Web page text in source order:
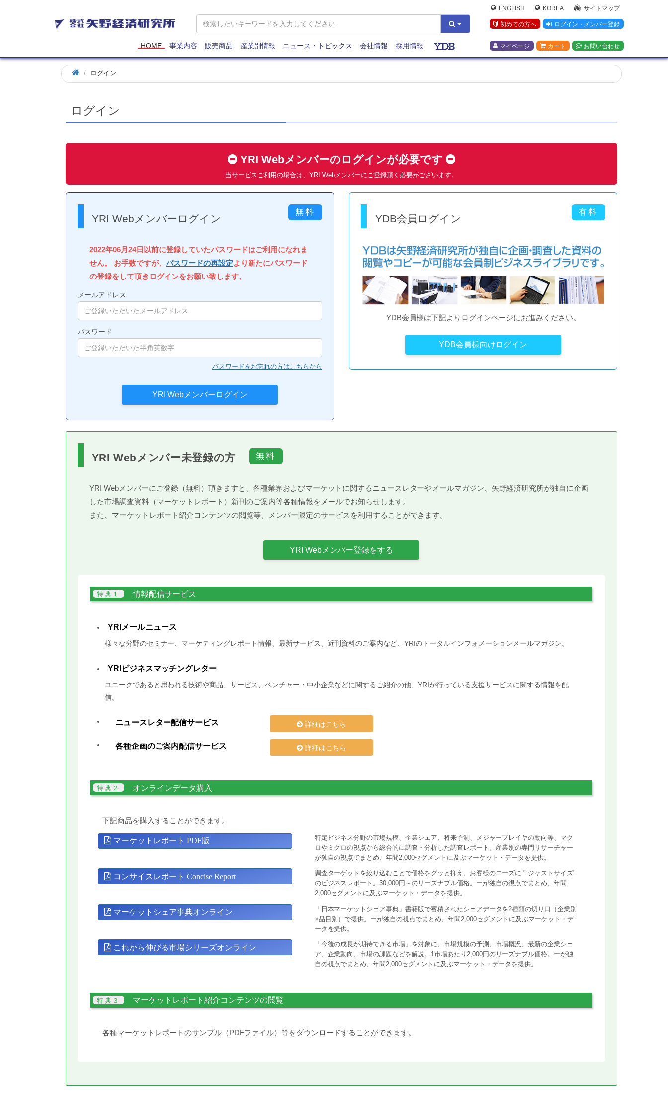
矢
野
研
究
所
ENGLISH KOREA サイトマップ
初めての方へ ログイン・メンバー登録
マイページ カート お問い合わせ
HOME 事業内容 販売商品 産業別情報 ニュース・トピックス 会社情報 採用情報
ログイン
ログイン
YRI Webメンバーのログインが必要です
当サービスご利用の場合は、YRI Webメンバーにご登録頂く必要がございます。
YRI Webメンバーログイン
2022年06月24日以前に登録していたパスワードはご利用になれま
せん。 お手数ですが、 パスワードの再設定より新たにパスワード
の登録をして頂きログインをお願い致します。
メールアドレス
パスワード
パスワードをお忘れの方はこちらから
YDB会員ログイン
YDB会員様は下記よりログインページにお進みください。
YDB会員様向けログイン
YRI Webメンバー未登録の方
YRI Webメンバーにご登録（無料）頂きますと、各種業界およびマーケットに関するニュースレターやメールマガジン、矢野経済研究所が独自に企画
した市場調査資料（マーケットレポート）新刊のご案内等各種情報をメールでお知らせします。
また、マーケットレポート紹介コンテンツの閲覧等、メンバー限定のサービスを利用することができます。
YRI Webメンバー登録をする
情報配信サービス
YRIメールニュース
様々な分野のセミナー、マーケティングレポート情報、最新サービス、近刊資料のご案内など、YRIのトータルインフォメーションメールマガジン。
YRIビジネスマッチングレター
ユニークであると思われる技術や商品、サービス、ベンチャー・中小企業などに関するご紹介の他、YRIが行っている支援サービスに関する情報を配
信。
ニュースレター配信サービス 詳細はこちら
各種企画のご案内配信サービス 詳細はこちら
オンラインデータ購入
下記商品を購入することができます。
マーケットレポート PDF版
特定ビジネス分野の市場規模、企業シェア、将来予測、メジャープレイヤの動向等、マク
ロやミクロの視点から総合的に調査・分析した調査レポート。産業別の専門リサーチャー
が独自の視点でまとめ、年間2,000セグメントに及ぶマーケット・データを提供。
コンサイスレポート Concise Report
調査ターゲットを絞り込むことで価格をグッと抑え、お客様のニーズに " ジャストサイズ"
のビジネスレポート。30,000円～のリーズナブル価格。ーが独自の視点でまとめ、年間
2,000セグメントに及ぶマーケット・データを提供。
マーケットシェア事典オンライン
「日本マーケットシェア事典」書籍版で蓄積されたシェアデータを2種類の切り口（企業別
×品目別）で提供。ーが独自の視点でまとめ、年間2,000セグメントに及ぶマーケット・デ
ータを提供。
これから伸びる市場シリーズオンライン
「今後の成長が期待できる市場」を対象に、市場規模の予測、市場概況、最新の企業シェ
ア、企業動向、市場の課題などを解説。1市場あたり2,000円のリーズナブル価格。ーが独
自の視点でまとめ、年間2,000セグメントに及ぶマーケット・データを提供。
マーケットレポート紹介コンテンツの閲覧
各種マーケットレポートのサンプル（PDFファイル）等をダウンロードすることができます。